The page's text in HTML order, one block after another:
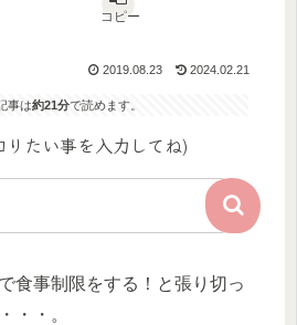
コピー
2019.08.23 2024.02.21
事は約21分で読めます。
たい事を入力してね)
食事制限をする！と張り切っ
・・。